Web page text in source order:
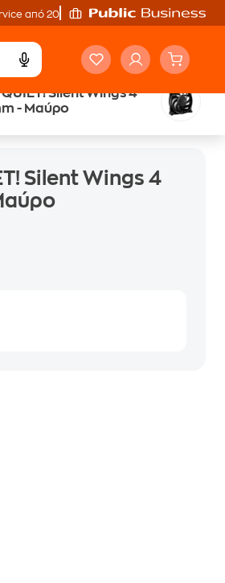
από 20'
Silent Wings 4
- Μαύρο
Silent Wings 4